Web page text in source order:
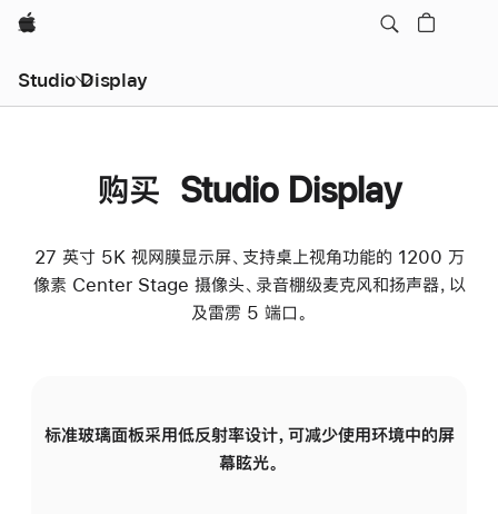
Apple
Studio Display
购买 Studio Display
27 英寸 5K 视网膜显示屏、支持桌上视角功能的 1200 万
像素 Center Stage 摄像头、录音棚级麦克风和扬声器，以
及雷雳 5 端口。
标准玻璃面板采用低反射率设计，可减少使用环境中的屏
幕眩光。